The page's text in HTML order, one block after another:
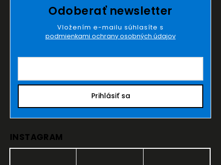
Odoberať newsletter
Vložením e-mailu súhlasíte s
podmienkami ochrany osobných údajov
Prihlásiť sa
INSTAGRAM